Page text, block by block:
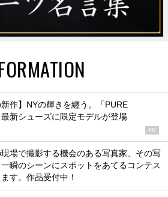
新作】NYの輝きを纏う。「PURE
最新シューズに限定モデルが登場
PR
場で撮影する機会のある写真家、その写
瞬のシーンにスポットをあてるコンテス
ます。作品受付中！